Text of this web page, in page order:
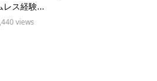
レス経験...
views